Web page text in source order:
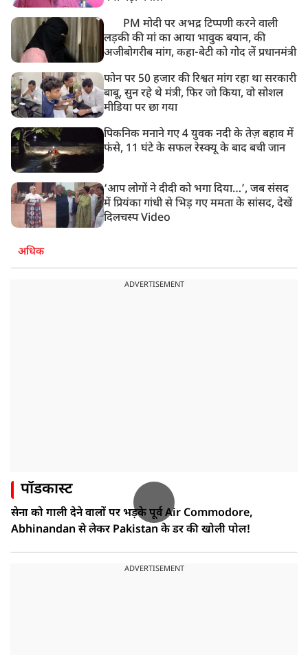
PM मोदी पर अभद्र टिप्पणी करने वाली
लड़की की मां का आया भावुक बयान, की
अजीबोगरीब मांग, कहा-बेटी को गोद लें प्रधानमंत्री
फोन पर 50 हजार की रिश्वत मांग रहा था सरकारी
बाबू, सुन रहे थे मंत्री, फिर जो किया, वो सोशल
मीडिया पर छा गया
पिकनिक मनाने गए 4 युवक नदी के तेज़ बहाव में
फंसे, 11 घंटे के सफल रेस्क्यू के बाद बची जान
‘आप लोगों ने दीदी को भगा दिया…’, जब संसद
में प्रियंका गांधी से भिड़ गए ममता के सांसद, देखें
दिलचस्प Video
अधिक
ADVERTISEMENT
पॉडकास्ट
सेना को गाली देने वालों पर भड़के पूर्व Air Commodore,
Abhinandan से लेकर Pakistan के डर की खोली पोल!
ADVERTISEMENT